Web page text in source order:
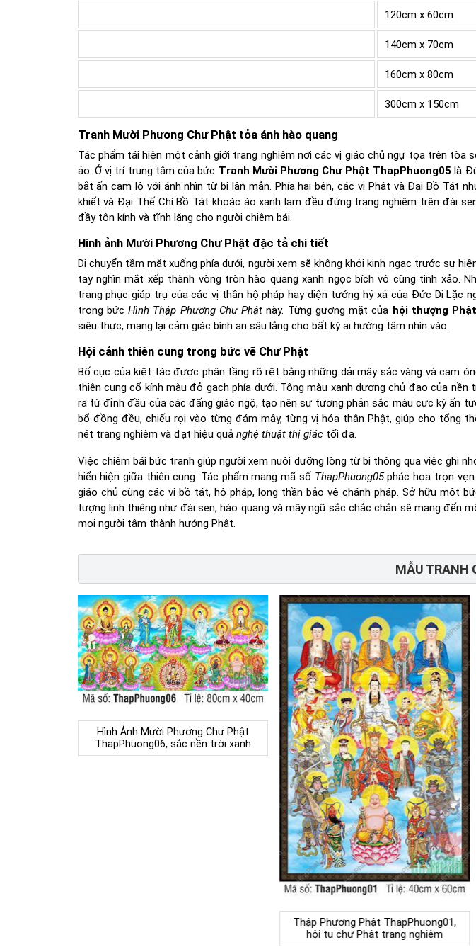
120cm x 60cm
140cm x 70cm
160cm x 80cm
300cm x 150cm
Tranh Mười Phương Chư Phật tỏa ánh hào quang
Tác phẩm tái hiện một cảnh giới trang nghiêm nơi các vị giáo chủ ngự tọa trên tòa
ảo. Ở vị trí trung tâm của bức Tranh Mười Phương Chư Phật ThapPhuong05 là
bắt ấn cam lộ với ánh nhìn từ bi lân mẫn. Phía hai bên, các vị Phật và Đại Bồ Tát
khiết và Đại Thế Chí Bồ Tát khoác áo xanh lam đều đứng trang nghiêm trên đài
đầy tôn kính và tĩnh lặng cho người chiêm bái.
Hình ảnh Mười Phương Chư Phật đặc tả chi tiết
Di chuyển tầm mắt xuống phía dưới, người xem sẽ không khỏi kinh ngạc trước sự
tay nghìn mắt xếp thành vòng tròn hào quang xanh ngọc bích vô cùng tinh xảo.
trang phục giáp trụ của các vị thần hộ pháp hay diện tướng hỷ xả của Đức Di Lặc
trong bứcHình Thập Phương Chư Phật này. Từng gương mặt của hội thượng
siêu thực, mang lại cảm giác bình an sâu lắng cho bất kỳ ai hướng tâm nhìn vào.
Hội cảnh thiên cung trong bức vẽ Chư Phật
Bố cục của kiệt tác được phân tầng rõ rệt bằng những dải mây sắc vàng và cam
thiên cung cổ kính màu đỏ gạch phía dưới. Tông màu xanh dương chủ đạo của
ra từ đỉnh đầu của các đấng giác ngộ, tạo nên sự tương phản sắc màu cực kỳ ấn
bổ đồng đều, chiếu rọi vào từng đám mây, từng vị hóa thân Phật, giúp cho tổng
nét trang nghiêm và đạt hiệu quả nghệ thuật thị giáctối đa.
Việc chiêm bái bức tranh giúp người xem nuôi dưỡng lòng từ bi thông qua việc ghi
hiển hiện giữa thiên cung. Tác phẩm mang mã số ThapPhuong05phác họa trọn vẹn
giáo chủ cùng các vị bồ tát, hộ pháp, long thần bảo vệ chánh pháp. Sở hữu một
tượng linh thiêng như đài sen, hào quang và mây ngũ sắc chắc chắn sẽ mang đến
mọi người tâm thành hướng Phật.
MẪU TRANH
Hình Ảnh Mười Phương Chư Phật
ThapPhuong06, sắc nền trời xanh
Thập Phương Phật ThapPhuong01,
hội tụ chư Phật trang nghiêm